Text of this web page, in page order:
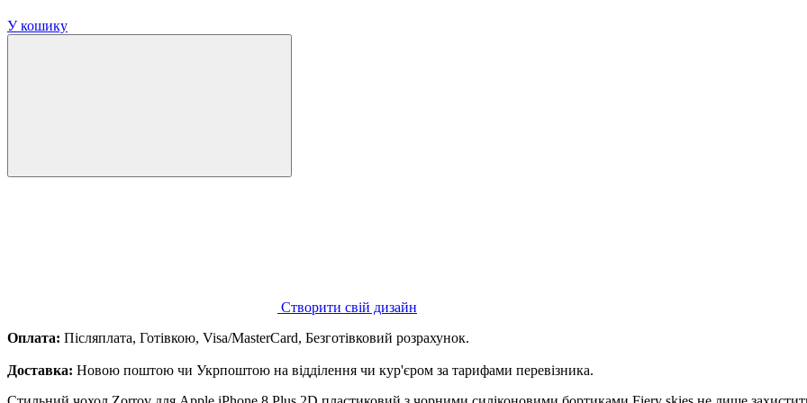
У кошику
Створити свій дизайн
Оплата: Післяплата, Готівкою, Visa/MasterCard, Безготівковий розрахунок.
Доставка: Новою поштою чи Укрпоштою на відділення чи кур'єром за тарифами перевізника.